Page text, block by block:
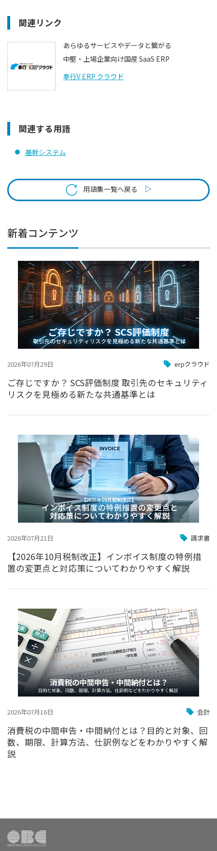
関連リンク
あらゆるサービスやデータと繋がる
中堅・上場企業向け国産 SaaS ERP
奉行V ERP クラウド
関連する用語
基幹システム
用語集一覧へ戻る
新着コンテンツ
2026年07月29日 erpクラウド
ご存じですか？ SCS評価制度 取引先のセキュリティ
リスクを見極める新たな共通基準とは
2026年07月21日 請求書
【2026年10月税制改正】インボイス制度の特例措
置の変更点と対応策についてわかりやすく解説
2026年07月16日 会計
消費税の中間申告・中間納付とは？目的と対象、回
数、期限、計算方法、仕訳例などをわかりやすく解
説